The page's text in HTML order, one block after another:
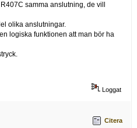
samma anslutning, de vill
olika anslutningar.
logiska funktionen att man bör ha
Loggat
Citera